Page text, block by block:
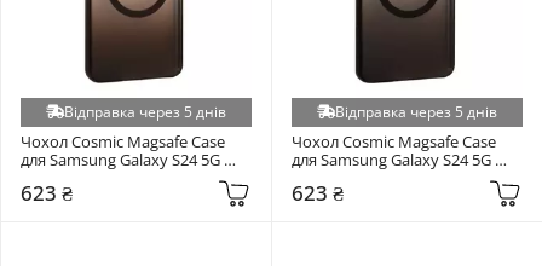
Відправка через 5 днів
Чохол Cosmic Magsafe Case
для Samsung Galaxy S24 5G
623 ₴
Відправка через 5 днів
Чохол Cosmic Magsafe Case
для Samsung Galaxy S24 5G
623 ₴